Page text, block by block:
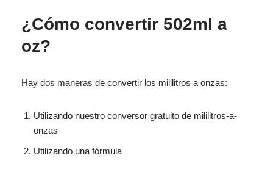
¿Cómo convertir 502ml a
oz?
Hay dos maneras de convertir los mililitros a onzas:
Utilizando nuestro conversor gratuito de mililitros-a-
onzas
Utilizando una fórmula